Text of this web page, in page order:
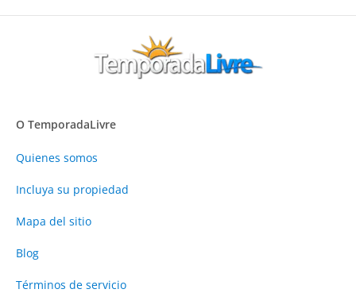
O TemporadaLivre
Quienes somos
Incluya su propiedad
Mapa del sitio
Blog
Términos de servicio